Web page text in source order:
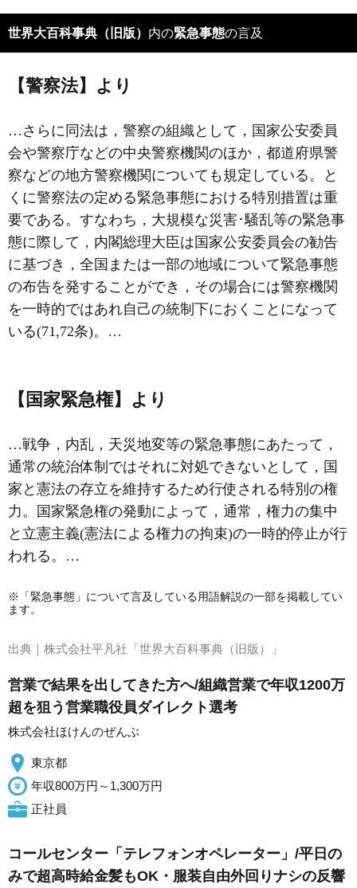
世界大百科事典（旧版） 内の緊急事態の言及
【警察法】より
…さらに同法は，警察の組織として，国家公安委員
会や警察庁などの中央警察機関のほか，都道府県警
察などの地方警察機関についても規定している。と
くに警察法の定める緊急事態における特別措置は重
要である。すなわち，大規模な災害･騒乱等の緊急事
態に際して，内閣総理大臣は国家公安委員会の勧告
に基づき，全国または一部の地域について緊急事態
の布告を発することができ，その場合には警察機関
を一時的ではあれ自己の統制下におくことになって
いる(71,72条)。…
【国家緊急権】より
…戦争，内乱，天災地変等の緊急事態にあたって，
通常の統治体制ではそれに対処できないとして，国
家と憲法の存立を維持するため行使される特別の権
力。国家緊急権の発動によって，通常，権力の集中
と立憲主義(憲法による権力の拘束)の一時的停止が行
われる。…
※「緊急事態」について言及している用語解説の一部を掲載してい
ます。
出典｜ 株式会社平凡社「世界大百科事典（旧版）」
営業で結果を出してきた方へ/組織営業で年収1200万
超を狙う営業職役員ダイレクト選考
株式会社ほけんのぜんぶ
東京都
年収800万円～1,300万円
正社員
コールセンター「テレフォンオペレーター」/平日の
みで超高時給金髪もOK・服装自由外回りナシの反響